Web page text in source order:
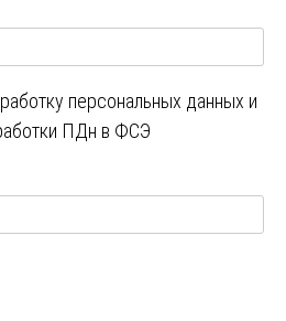
персональных данных и
ПДн в ФСЭ